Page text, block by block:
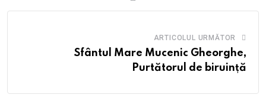
ARTICOLUL URMĂTOR
Sfântul Mare Mucenic Gheorghe,
Purtătorul de biruință